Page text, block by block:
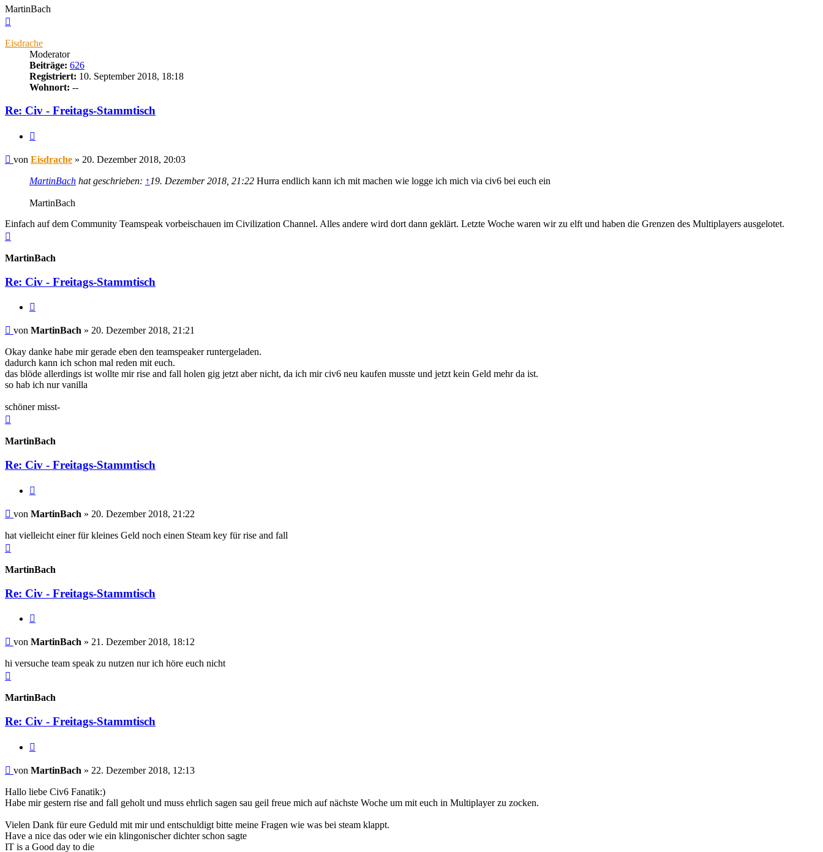
MartinBach
Eisdrache
Moderator
Beiträge: 626
Registriert: 10. September 2018, 18:18
Wohnort: --
Re: Civ - Freitags-Stammtisch
Beitrag
von Eisdrache » 20. Dezember 2018, 20:03
MartinBach hat geschrieben: ↑ 19. Dezember 2018, 21:22 Hurra endlich kann ich mit machen wie logge ich mich via civ6 bei euch ein
MartinBach
Einfach auf dem Community Teamspeak vorbeischauen im Civilization Channel. Alles andere wird dort dann geklärt. Letzte Woche waren wir zu elft und haben die Grenzen des Multiplayers ausgelotet.
MartinBach
Re: Civ - Freitags-Stammtisch
Beitrag
von MartinBach » 20. Dezember 2018, 21:21
Okay danke habe mir gerade eben den teamspeaker runtergeladen.
dadurch kann ich schon mal reden mit euch.
das blöde allerdings ist wollte mir rise and fall holen gig jetzt aber nicht, da ich mir civ6 neu kaufen musste und jetzt kein Geld mehr da ist.
so hab ich nur vanilla
schöner misst-
MartinBach
Re: Civ - Freitags-Stammtisch
Beitrag
von MartinBach » 20. Dezember 2018, 21:22
hat vielleicht einer für kleines Geld noch einen Steam key für rise and fall
MartinBach
Re: Civ - Freitags-Stammtisch
Beitrag
von MartinBach » 21. Dezember 2018, 18:12
hi versuche team speak zu nutzen nur ich höre euch nicht
MartinBach
Re: Civ - Freitags-Stammtisch
Beitrag
von MartinBach » 22. Dezember 2018, 12:13
Hallo liebe Civ6 Fanatik:)
Habe mir gestern rise and fall geholt und muss ehrlich sagen sau geil freue mich auf nächste Woche um mit euch in Multiplayer zu zocken.
Vielen Dank für eure Geduld mit mir und entschuldigt bitte meine Fragen wie was bei steam klappt.
Have a nice das oder wie ein klingonischer dichter schon sagte
IT is a Good day to die